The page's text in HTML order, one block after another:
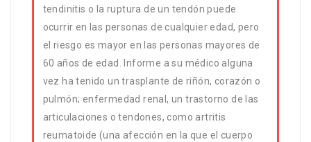
tendinitis o la ruptura de un tendón puede
ocurrir en las personas de cualquier edad, pero
el riesgo es mayor en las personas mayores de
60 años de edad. Informe a su médico alguna
vez ha tenido un trasplante de riñón, corazón o
pulmón; enfermedad renal, un trastorno de las
articulaciones o tendones, como artritis
reumatoide (una afección en la que el cuerpo